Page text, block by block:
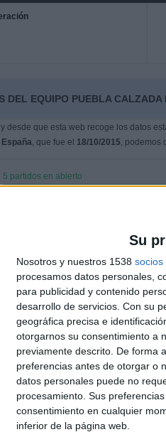
Su
Nosotros y nuestros 1538 socios
procesamos datos personales,
para publicidad y contenido
desarrollo de servicios. Con su
geográfica precisa e
otorgarnos su consentimiento a
previamente descrito. De forma
preferencias antes de otorgar o
datos personales puede no
procesamiento. Sus
consentimiento en cualquier
inferior de la página web.
DEL EQUIPO PUEBLA CALZADA
y desde que esta web recoge los datos
España, que fue el 18/10/2015, podemos
5 partidos en abierto
2 (40%)
1 (20%)
1 (20%)
1 (20%)
60%